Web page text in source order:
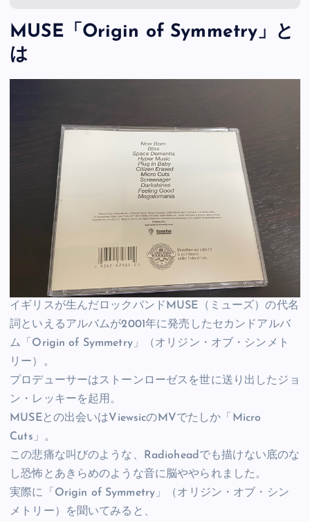
MUSE「Origin of Symmetry」と
は
イギリスが生んだロックバンドMUSE（ミューズ）の代名
詞といえるアルバムが2001年に発売したセカンドアルバ
ム「Origin of Symmetry」（オリジン・オブ・シンメト
リー）。
プロデューサーはストーンローゼスを世に送り出したジョ
ン・レッキーを起用。
MUSEとの出会いはViewsicのMVでたしか「Micro
Cuts」。
この悲痛な叫びのような、Radioheadでも描けない底のな
し恐怖とあきらめのような音に脳ややられました。
実際に「Origin of Symmetry」（オリジン・オブ・シン
メトリー）を聞いてみると、